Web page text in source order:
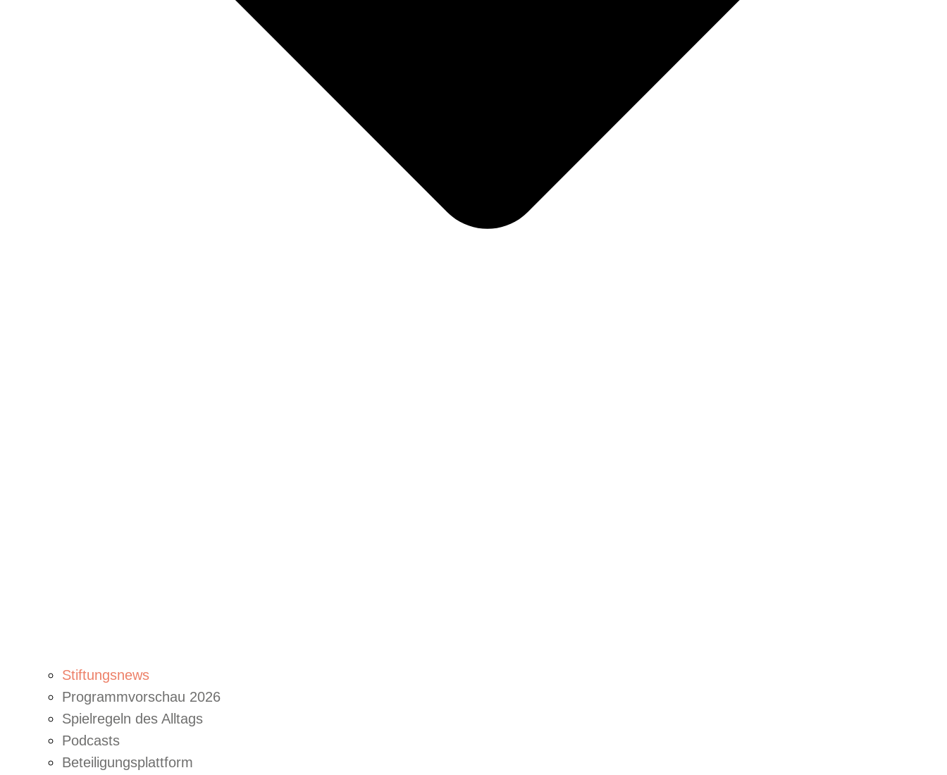
Stiftungsnews
Programmvorschau 2026
Spielregeln des Alltags
Podcasts
Beteiligungsplattform